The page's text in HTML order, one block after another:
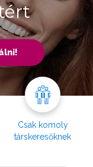
Csak komoly
társkeresőknek